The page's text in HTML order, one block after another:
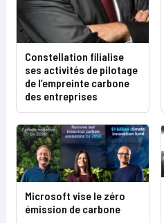
Constellation filialise
ses activités de pilotage
de l’empreinte carbone
des entreprises
Microsoft vise le zéro
émission de carbone